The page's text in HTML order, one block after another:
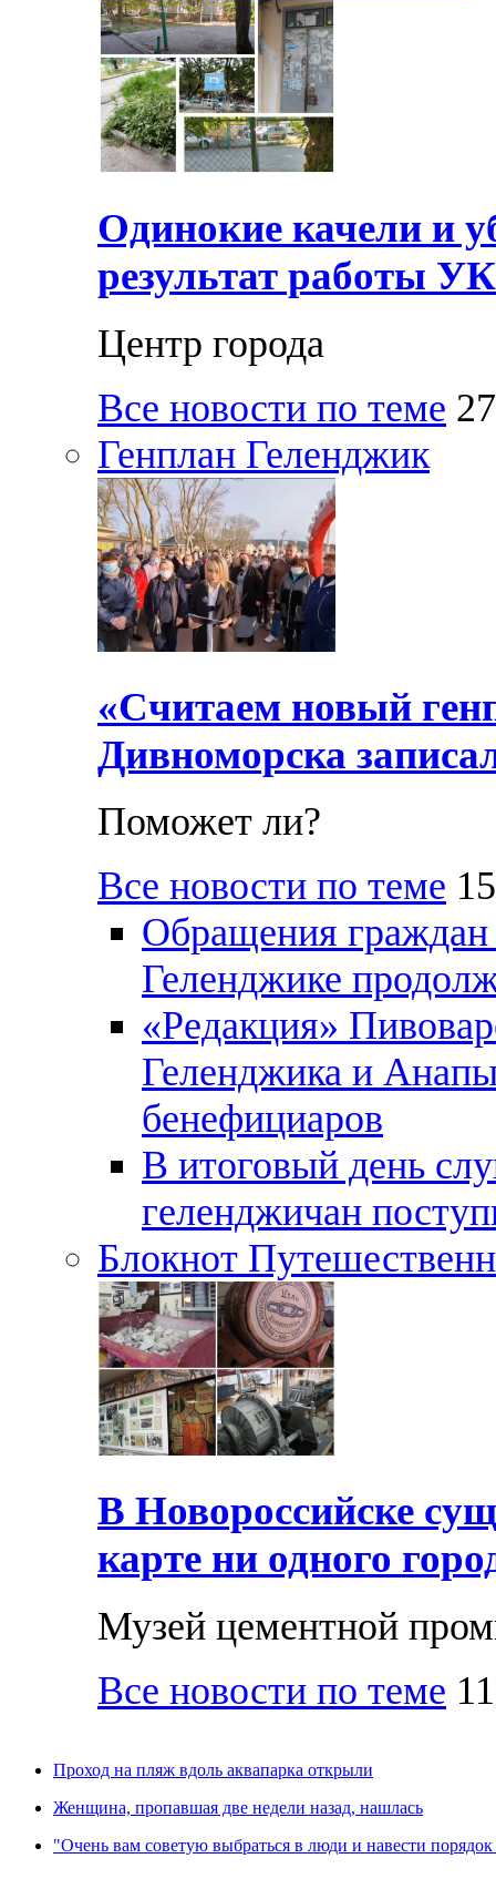
Одинокие качели и
результат работы
Центр города
Все новости по теме
Генплан Геленджик
«Считаем новый
Дивноморска
Поможет ли?
Все новости по теме
Обращения граждан
Геленджике
«Редакция»
Геленджика и
бенефициаров
В итоговый день
геленджичан
Блокнот
В Новороссийске
карте ни одного
Музей цементной
Все новости по теме
Проход на пляж вдоль аквапарка открыли
Женщина, пропавшая две недели назад, нашлась
"Очень вам советую выбраться в люди и навести